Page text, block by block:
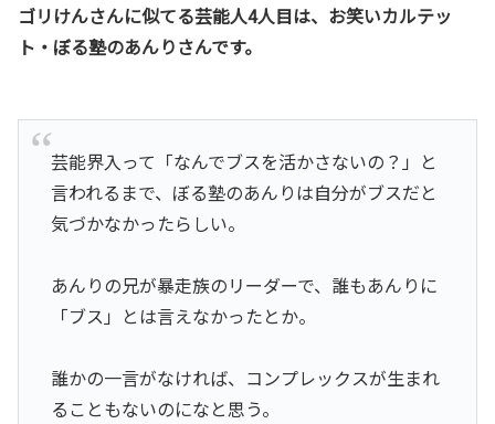
ゴリけんさんに似てる芸能人4人目は、お笑いカルテッ
ト・ぼる塾のあんりさんです。
芸能界入って「なんでブスを活かさないの？」と
言われるまで、ぼる塾のあんりは自分がブスだと
気づかなかったらしい。
あんりの兄が暴走族のリーダーで、誰もあんりに
「ブス」とは言えなかったとか。
誰かの一言がなければ、コンプレックスが生まれ
ることもないのになと思う。